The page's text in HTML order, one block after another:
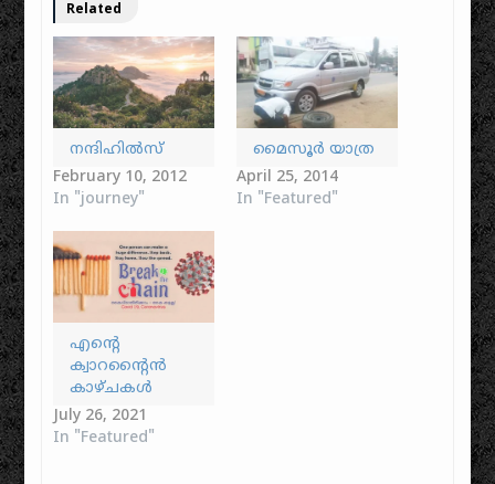
Related
നന്ദിഹിൽസ്
February 10, 2012
In "journey"
മൈസൂർ യാത്ര
April 25, 2014
In "Featured"
എന്റെ
ക്വാറന്റൈൻ
കാഴ്ചകൾ
July 26, 2021
In "Featured"